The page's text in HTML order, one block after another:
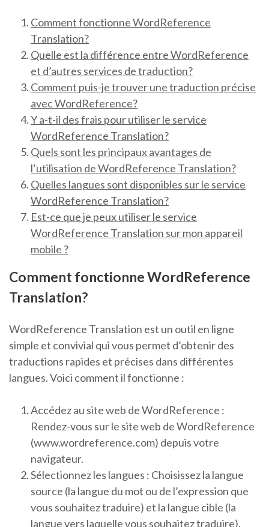
Comment fonctionne WordReference
Translation?
Quelle est la différence entre WordReference
et d’autres services de traduction?
Comment puis-je trouver une traduction précise
avec WordReference?
Y a-t-il des frais pour utiliser le service
WordReference Translation?
Quels sont les principaux avantages de
l’utilisation de WordReference Translation?
Quelles langues sont disponibles sur le service
WordReference Translation?
Est-ce que je peux utiliser le service
WordReference Translation sur mon appareil
mobile ?
Comment fonctionne WordReference
Translation?
WordReference Translation est un outil en ligne
simple et convivial qui vous permet d’obtenir des
traductions rapides et précises dans différentes
langues. Voici comment il fonctionne :
Accédez au site web de WordReference :
Rendez-vous sur le site web de WordReference
(www.wordreference.com) depuis votre
navigateur.
Sélectionnez les langues : Choisissez la langue
source (la langue du mot ou de l’expression que
vous souhaitez traduire) et la langue cible (la
langue vers laquelle vous souhaitez traduire).